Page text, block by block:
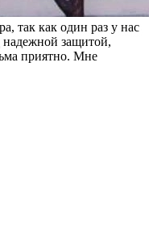
так как один раз у нас
надежной защитой,
приятно. Мне